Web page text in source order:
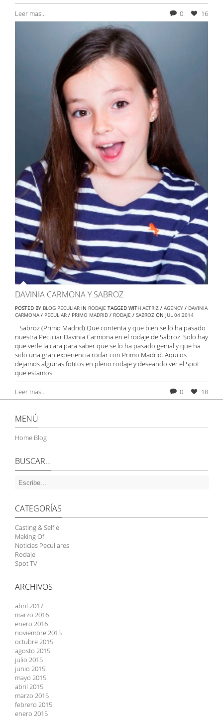
Leer mas... 0 16
DAVINIA CARMONA Y SABROZ
POSTED BY BLOG PECULIAR IN RODAJE TAGGED WITH ACTRIZ / AGENCY / DAVINIA
CARMONA/ PECULIAR / PRIMO MADRID / RODAJE / SABROZ ON JUL 04 2014
Sabroz (Primo Madrid) Que contenta y que bien se lo ha pasado
nuestra Peculiar Davinia Carmona en el rodaje de Sabroz. Solo hay
que verle la cara para saber que se lo ha pasado genial y que ha
sido una gran experiencia rodar con Primo Madrid. Aqui os
dejamos algunas fotitos en pleno rodaje y deseando ver el Spot
que estamos.
Leer mas... 0 18
MENÚ
Home Blog
BUSCAR…
CATEGORÍAS
Casting & Selfie
Making Of
Noticias Peculiares
Rodaje
Spot TV
ARCHIVOS
abril 2017
marzo 2016
enero 2016
noviembre 2015
octubre 2015
agosto 2015
julio 2015
junio 2015
mayo 2015
abril 2015
marzo 2015
febrero 2015
enero 2015